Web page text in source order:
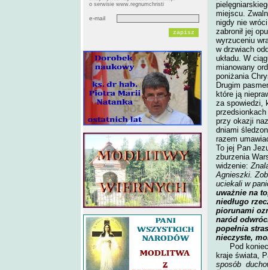
o serwisie www.regnumchristi
e-mail
miejscu.
nigdy nie
zabronił jej
wyrzuceniu
w drzwiach
układu. W
mianowany
poniżania
Drugim
które ją
za spowiedzi,
przedsionkach
przy okazji
dniami
razem
To jej Pan
zburzenia
widzenie:
Agnieszki.
uciekali w
uważnie na
niedługo
piorunami
naród
popełnia
nieczyste,
Pod
kraje świata,
sposób